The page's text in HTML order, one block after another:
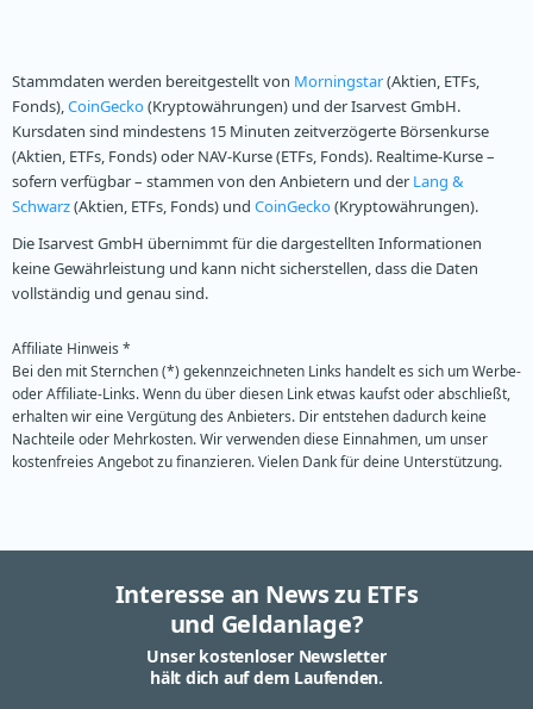
Stammdaten werden bereitgestellt von Morningstar(Aktien, ETFs,
Fonds),CoinGecko(Kryptowährungen) und der Isarvest GmbH.
Kursdaten sind mindestens 15 Minuten zeitverzögerte Börsenkurse
(Aktien, ETFs, Fonds) oder NAV-Kurse (ETFs, Fonds). Realtime-Kurse –
sofern verfügbar – stammen von den Anbietern und der Lang &
Schwarz(Aktien, ETFs, Fonds) und CoinGecko(Kryptowährungen).
Die Isarvest GmbH übernimmt für die dargestellten Informationen
keine Gewährleistung und kann nicht sicherstellen, dass die Daten
vollständig und genau sind.
Affiliate Hinweis *
Bei den mit Sternchen (*) gekennzeichneten Links handelt es sich um Werbe-
oder Affiliate-Links. Wenn du über diesen Link etwas kaufst oder abschließt,
erhalten wir eine Vergütung des Anbieters. Dir entstehen dadurch keine
Nachteile oder Mehrkosten. Wir verwenden diese Einnahmen, um unser
kostenfreies Angebot zu finanzieren. Vielen Dank für deine Unterstützung.
Interesse an News zu ETFs
und Geldanlage?
Unser kostenloser Newsletter
hält dich auf dem Laufenden.